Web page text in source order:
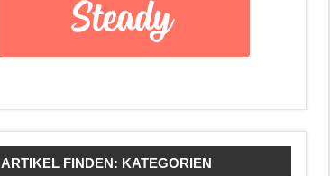
ARTIKEL FINDEN: KATEGORIEN